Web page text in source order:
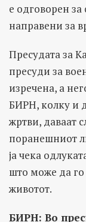
е одговорен за
направени за
Пресудата за
пресуди за
изречена, а
БИРН, колку и
жртви, даваат
поранешниот
ја чека
што може да го
животот.
БИРН: Во